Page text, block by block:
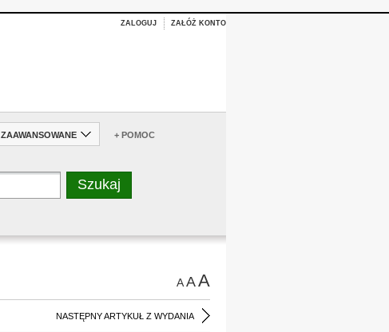
ZALOGUJ ZAŁÓŻ KONTO
ZAAWANSOWANE + POMOC
AAA
NASTĘPNY ARTYKUŁ Z WYDANIA